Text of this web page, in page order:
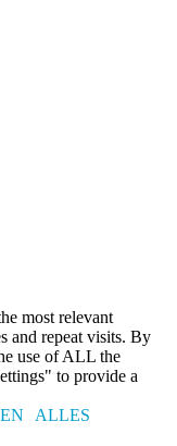
most relevant
and repeat visits. By
use of ALL the
to provide a
ALLES